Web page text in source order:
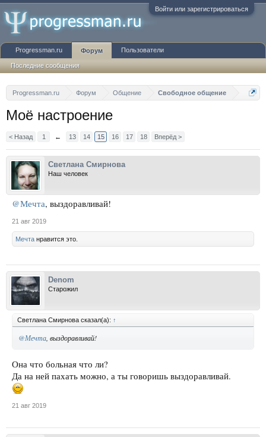
Войти или зарегистрироваться
Progressman.ru Форум Общение Свободное общение
Моё настроение
< Назад 1 ← 13 14 15 16 17 18 Вперёд >
Светлана Смирнова
Наш человек
@Мечта, выздоравливай!
21 авг 2019
Мечта нравится это.
Denom
Старожил
Светлана Смирнова сказал(а): ↑
@Мечта , выздоравливай!
Она что больная что ли?
Да на ней пахать можно, а ты говоришь выздоравливай.
21 авг 2019
Progressman.ru Форум
Последние сообщения
Пользователи